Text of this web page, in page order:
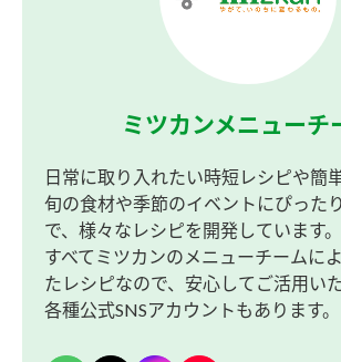
ミツカンメニューチ
日常に取り入れたい時短レシピや簡
旬の食材や季節のイベントにぴった
で、様々なレシピを開発しています。
すべてミツカンのメニューチームに
たレシピなので、安心してご活用いた
各種公式SNSアカウントもあります。